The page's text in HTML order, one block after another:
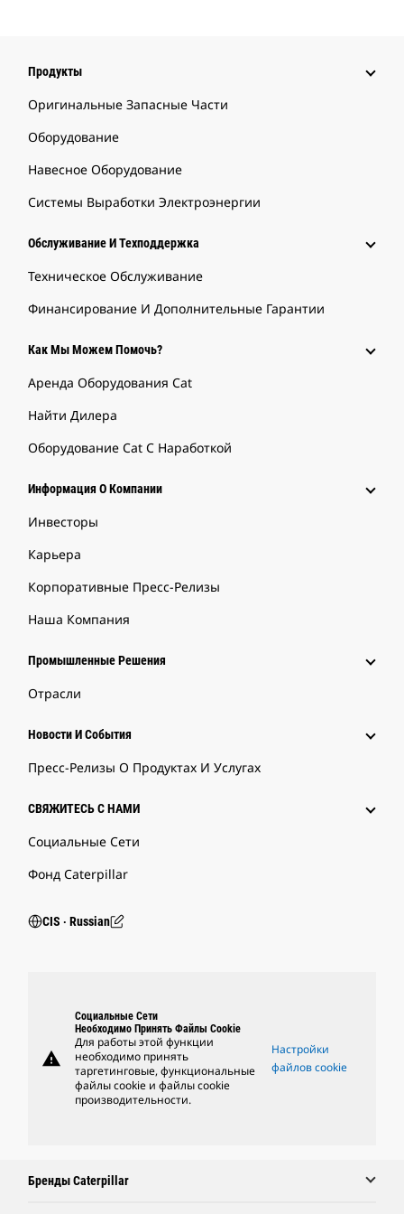
Продукты
Оригинальные Запасные Части
Оборудование
Навесное Оборудование
Системы Выработки Электроэнергии
Обслуживание И Техподдержка
Техническое Обслуживание
Финансирование И Дополнительные Гарантии
Как Мы Можем Помочь?
Аренда Оборудования Cat
Найти Дилера
Оборудование Cat С Наработкой
Информация О Компании
Инвесторы
Карьера
Корпоративные Пресс-Релизы
Наша Компания
Промышленные Решения
Отрасли
Новости И События
Пресс-Релизы О Продуктах И Услугах
СВЯЖИТЕСЬ С НАМИ
Социальные Сети
Фонд Caterpillar
CIS ‧ Russian
warning
Социальные Сети
Необходимо Принять Файлы Cookie
Для работы этой функции
необходимо принять
таргетинговые, функциональные
файлы cookie и файлы cookie
производительности.
Настройки
файлов cookie
Бренды Caterpillar